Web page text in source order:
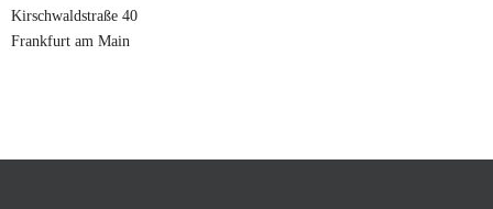
Kirschwaldstraße 40
Frankfurt am Main